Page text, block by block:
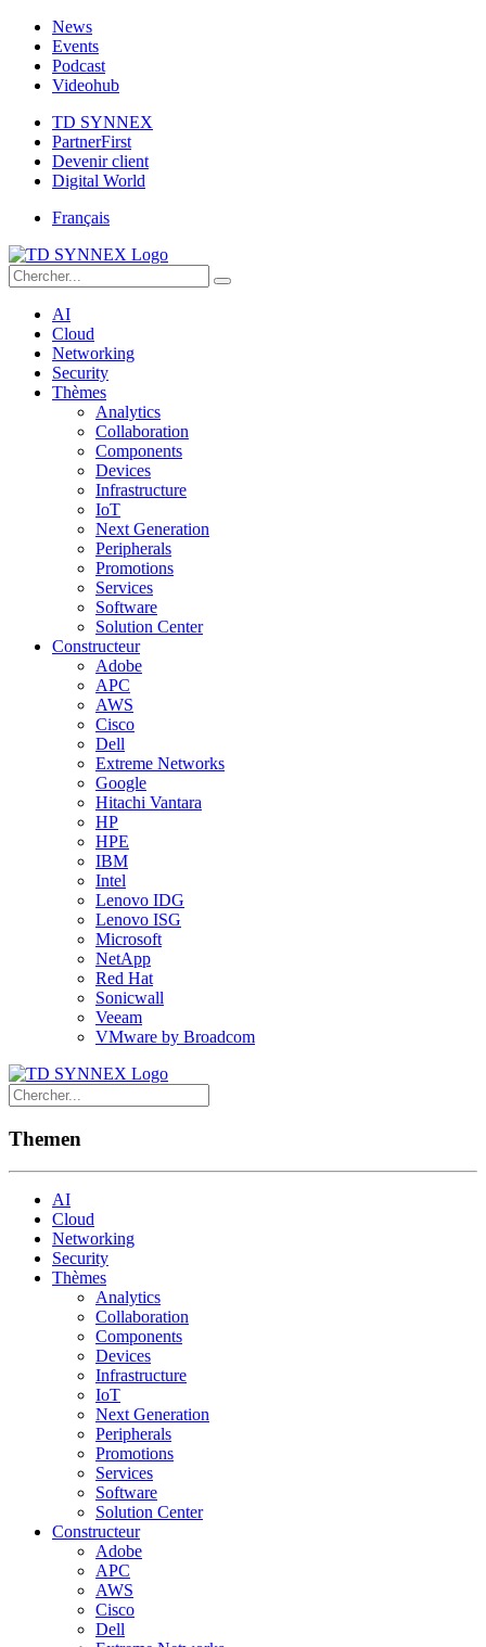
News
Events
Podcast
Videohub
TD SYNNEX
PartnerFirst
Devenir client
Digital World
Français
AI
Cloud
Networking
Security
Thèmes
Analytics
Collaboration
Components
Devices
Infrastructure
IoT
Next Generation
Peripherals
Promotions
Services
Software
Solution Center
Constructeur
Adobe
APC
AWS
Cisco
Dell
Extreme Networks
Google
Hitachi Vantara
HP
HPE
IBM
Intel
Lenovo IDG
Lenovo ISG
Microsoft
NetApp
Red Hat
Sonicwall
Veeam
VMware by Broadcom
Themen
AI
Cloud
Networking
Security
Thèmes
Analytics
Collaboration
Components
Devices
Infrastructure
IoT
Next Generation
Peripherals
Promotions
Services
Software
Solution Center
Constructeur
Adobe
APC
AWS
Cisco
Dell